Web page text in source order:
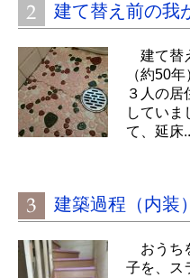
建て替え前の我
建て替
（約50
３人の
していま
て、延床
建築過程（内装）
おうち
子を、ス